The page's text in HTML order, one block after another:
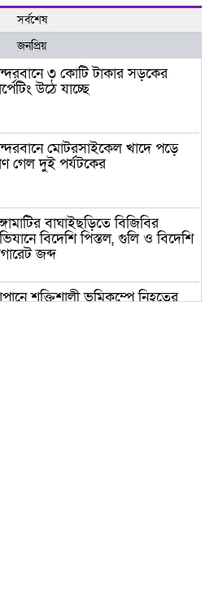
সর্বশেষ
জনপ্রিয়
৩ কোটি টাকার সড়কের
উঠে যাচ্ছে
মোটরসাইকেল খাদে পড়ে
গেল দুই পর্যটকের
বাঘাইছড়িতে বিজিবির
বিদেশি পিস্তল, গুলি ও বিদেশি
জব্দ
শক্তিশালী ভূমিকম্পে নিহতের
ফোন তারেক রহমানের,গ্যাস সঙ্কট